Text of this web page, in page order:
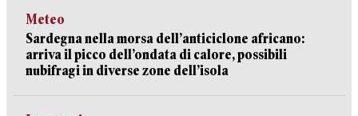
Meteo
Sardegna nella morsa dell’anticiclone africano:
arriva il picco dell’ondata di calore, possibili
nubifragi in diverse zone dell’isola